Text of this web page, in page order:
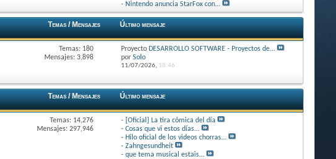
- Nintendo anuncia StarFox con...
Temas / Mensajes Último mensaje
Temas: 180
Mensajes: 3,898
Proyecto DESARROLLO SOFTWARE - Proyectos de...
por Solo
11/07/2026, 18:46
Temas / Mensajes Último mensaje
Temas: 14,276
Mensajes: 297,946
- [Oficial] La tira cómica del día
- Cosas que vi estos días...
- Hilo oficial de los videos chorras...
- Zahngesundheit
- que tema musical estais...